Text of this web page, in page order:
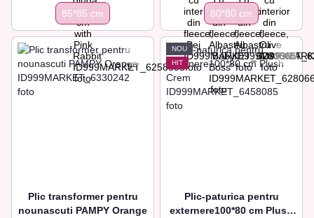
85*85 cm 80*80 сm
Plic transformer pentru
nounascuti PAMPY Orange
NOU
HIT
Plic-paturica pentru
externere100*80 cm Plush